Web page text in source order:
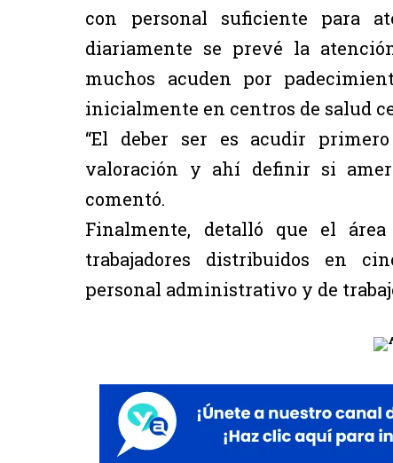
con personal suficiente para
diariamente se prevé la
muchos acuden por
inicialmente en centros de salud
“El deber ser es acudir
valoración y ahí definir si
comentó.
Finalmente, detalló que el
trabajadores distribuidos en
personal administrativo y de